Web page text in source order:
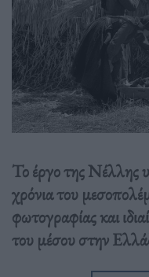
Το έργο της Νέλλης
χρόνια του
φωτογραφίας και
του μέσου στην